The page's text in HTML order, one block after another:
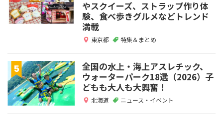
やスクイーズ、ストラップ作り体
験、食べ歩きグルメなどトレンド
満載
東京都 特集＆まとめ
全国の水上・海上アスレチック、
ウォーターパーク18選（2026）子
どもも大人も大興奮！
北海道 ニュース・イベント